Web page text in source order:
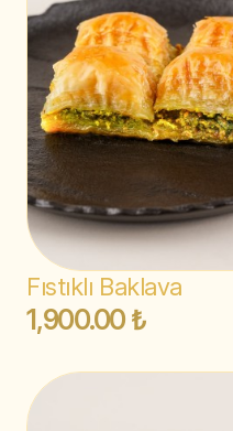
Fıstıklı Baklava
1,900.00 ₺